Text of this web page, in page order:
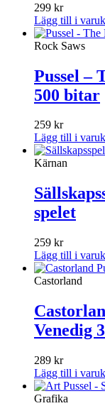
299 kr
Lägg till i
Rock Saws
Pussel –
500 bitar
259 kr
Lägg till i
Kärnan
spelet
259 kr
Lägg till i
Castorland
Venedig
289 kr
Lägg till i
Grafika